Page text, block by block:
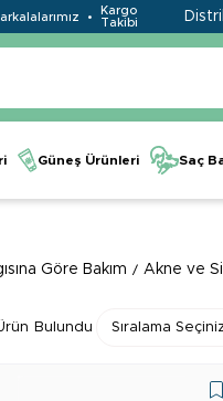
Kargo
Takibi
Güneş Ürünleri Saç
Göre Bakım Akne ve